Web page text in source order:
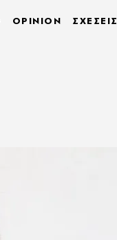
OPINION ΣΧΕΣΕΙΣ